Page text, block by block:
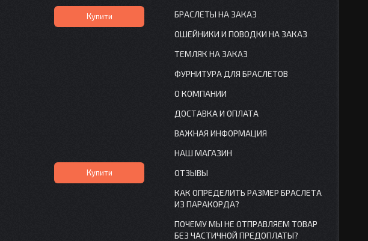
Купити
Купити
БРАСЛЕТЫ НА ЗАКАЗ
ОШЕЙНИКИ И ПОВОДКИ НА ЗАКАЗ
ТЕМЛЯК НА ЗАКАЗ
ФУРНИТУРА ДЛЯ БРАСЛЕТОВ
О КОМПАНИИ
ДОСТАВКА И ОПЛАТА
ВАЖНАЯ ИНФОРМАЦИЯ
НАШ МАГАЗИН
ОТЗЫВЫ
КАК ОПРЕДЕЛИТЬ РАЗМЕР БРАСЛЕТА
ИЗ ПАРАКОРДА?
ПОЧЕМУ МЫ НЕ ОТПРАВЛЯЕМ ТОВАР
БЕЗ ЧАСТИЧНОЙ ПРЕДОПЛАТЫ?